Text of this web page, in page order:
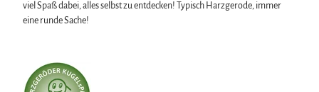
viel Spaß dabei, alles selbst zu entdecken! Typisch Harzgerode, immer
eine runde Sache!